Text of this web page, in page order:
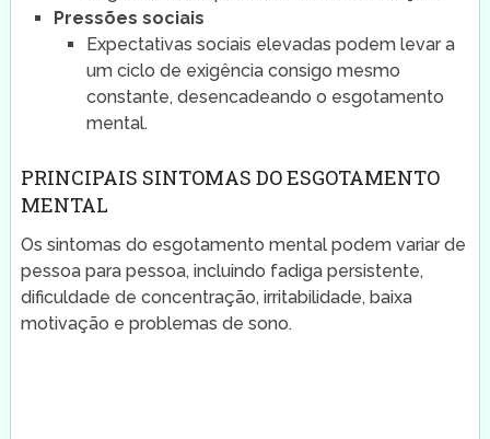
Pressões sociais
Expectativas sociais elevadas podem levar a
um ciclo de exigência consigo mesmo
constante, desencadeando o esgotamento
mental.
PRINCIPAIS SINTOMAS DO ESGOTAMENTO
MENTAL
Os sintomas do esgotamento mental podem variar de
pessoa para pessoa, incluindo fadiga persistente,
dificuldade de concentração, irritabilidade, baixa
motivação e problemas de sono.